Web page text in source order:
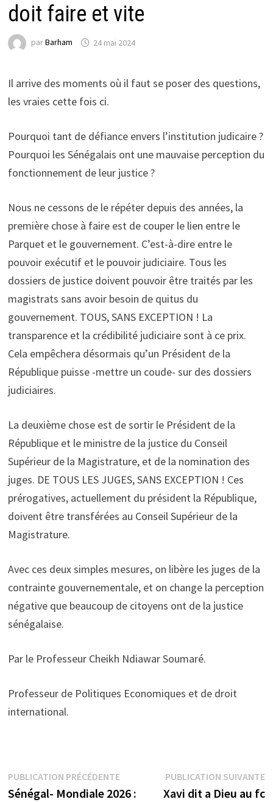
doit faire et vite
parBarham 24 mai 2024
Il arrive des moments où il faut se poser des questions,
les vraies cette fois ci.
Pourquoi tant de défiance envers l’institution judicaire ?
Pourquoi les Sénégalais ont une mauvaise perception du
fonctionnement de leur justice ?
Nous ne cessons de le répéter depuis des années, la
première chose à faire est de couper le lien entre le
Parquet et le gouvernement. C’est-à-dire entre le
pouvoir exécutif et le pouvoir judiciaire. Tous les
dossiers de justice doivent pouvoir être traités par les
magistrats sans avoir besoin de quitus du
gouvernement. TOUS, SANS EXCEPTION ! La
transparence et la crédibilité judiciaire sont à ce prix.
Cela empêchera désormais qu’un Président de la
République puisse -mettre un coude- sur des dossiers
judiciaires.
La deuxième chose est de sortir le Président de la
République et le ministre de la justice du Conseil
Supérieur de la Magistrature, et de la nomination des
juges. DE TOUS LES JUGES, SANS EXCEPTION ! Ces
prérogatives, actuellement du président la République,
doivent être transférées au Conseil Supérieur de la
Magistrature.
Avec ces deux simples mesures, on libère les juges de la
contrainte gouvernementale, et on change la perception
négative que beaucoup de citoyens ont de la justice
sénégalaise.
Par le Professeur Cheikh Ndiawar Soumaré.
Professeur de Politiques Economiques et de droit
international.
Navigation
PUBLICATION PRÉCÉDENTEPublication
précédente :
Sénégal- Mondiale 2026 :
PUBLICATION SUIVANTE
Xavi dit a Dieu au fc